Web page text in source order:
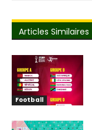
Articles Similaires
Football